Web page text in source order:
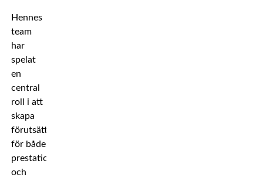
Hennes
team
har
spelat
en
central
roll i att
skapa
förutsättningar
för både
prestation
och